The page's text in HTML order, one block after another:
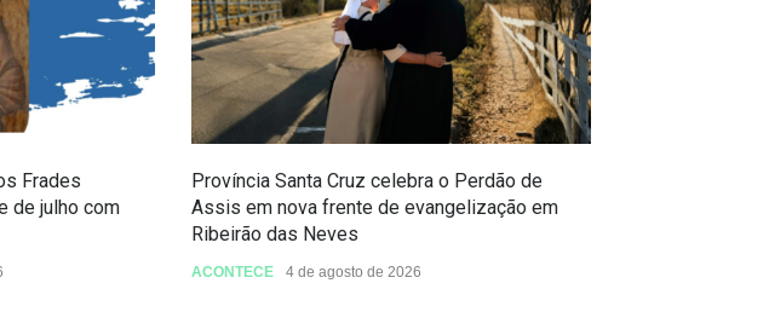
Frades
de julho com
Província Santa Cruz celebra o Perdão de
Assis em nova frente de evangelização em
Ribeirão das Neves
ACONTECE 4 de agosto de 2026